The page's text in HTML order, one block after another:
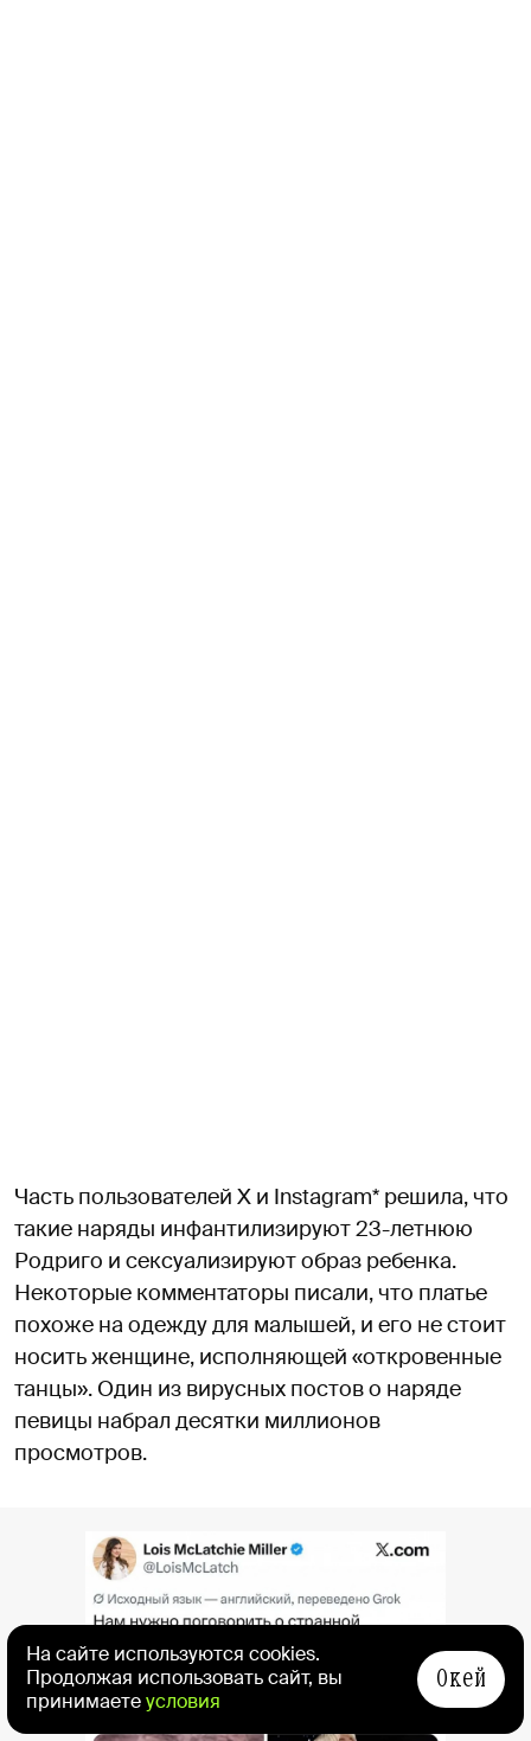
Часть пользователей X и Instagram* решила, что
такие наряды инфантилизируют 23-летнюю
Родриго и сексуализируют образ ребенка.
Некоторые комментаторы писали, что платье
похоже на одежду для малышей, и его не стоит
носить женщине, исполняющей «откровенные
танцы». Один из вирусных постов о наряде
певицы набрал десятки миллионов
просмотров.
На сайте используются cookies.
Продолжая использовать сайт, вы
принимаетеусловия
Окей